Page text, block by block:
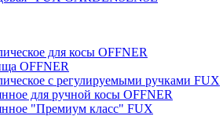
для косы OFFNER
OFFNER
с регулируемыми ручками FUX
для ручной косы OFFNER
"Премиум класс" FUX